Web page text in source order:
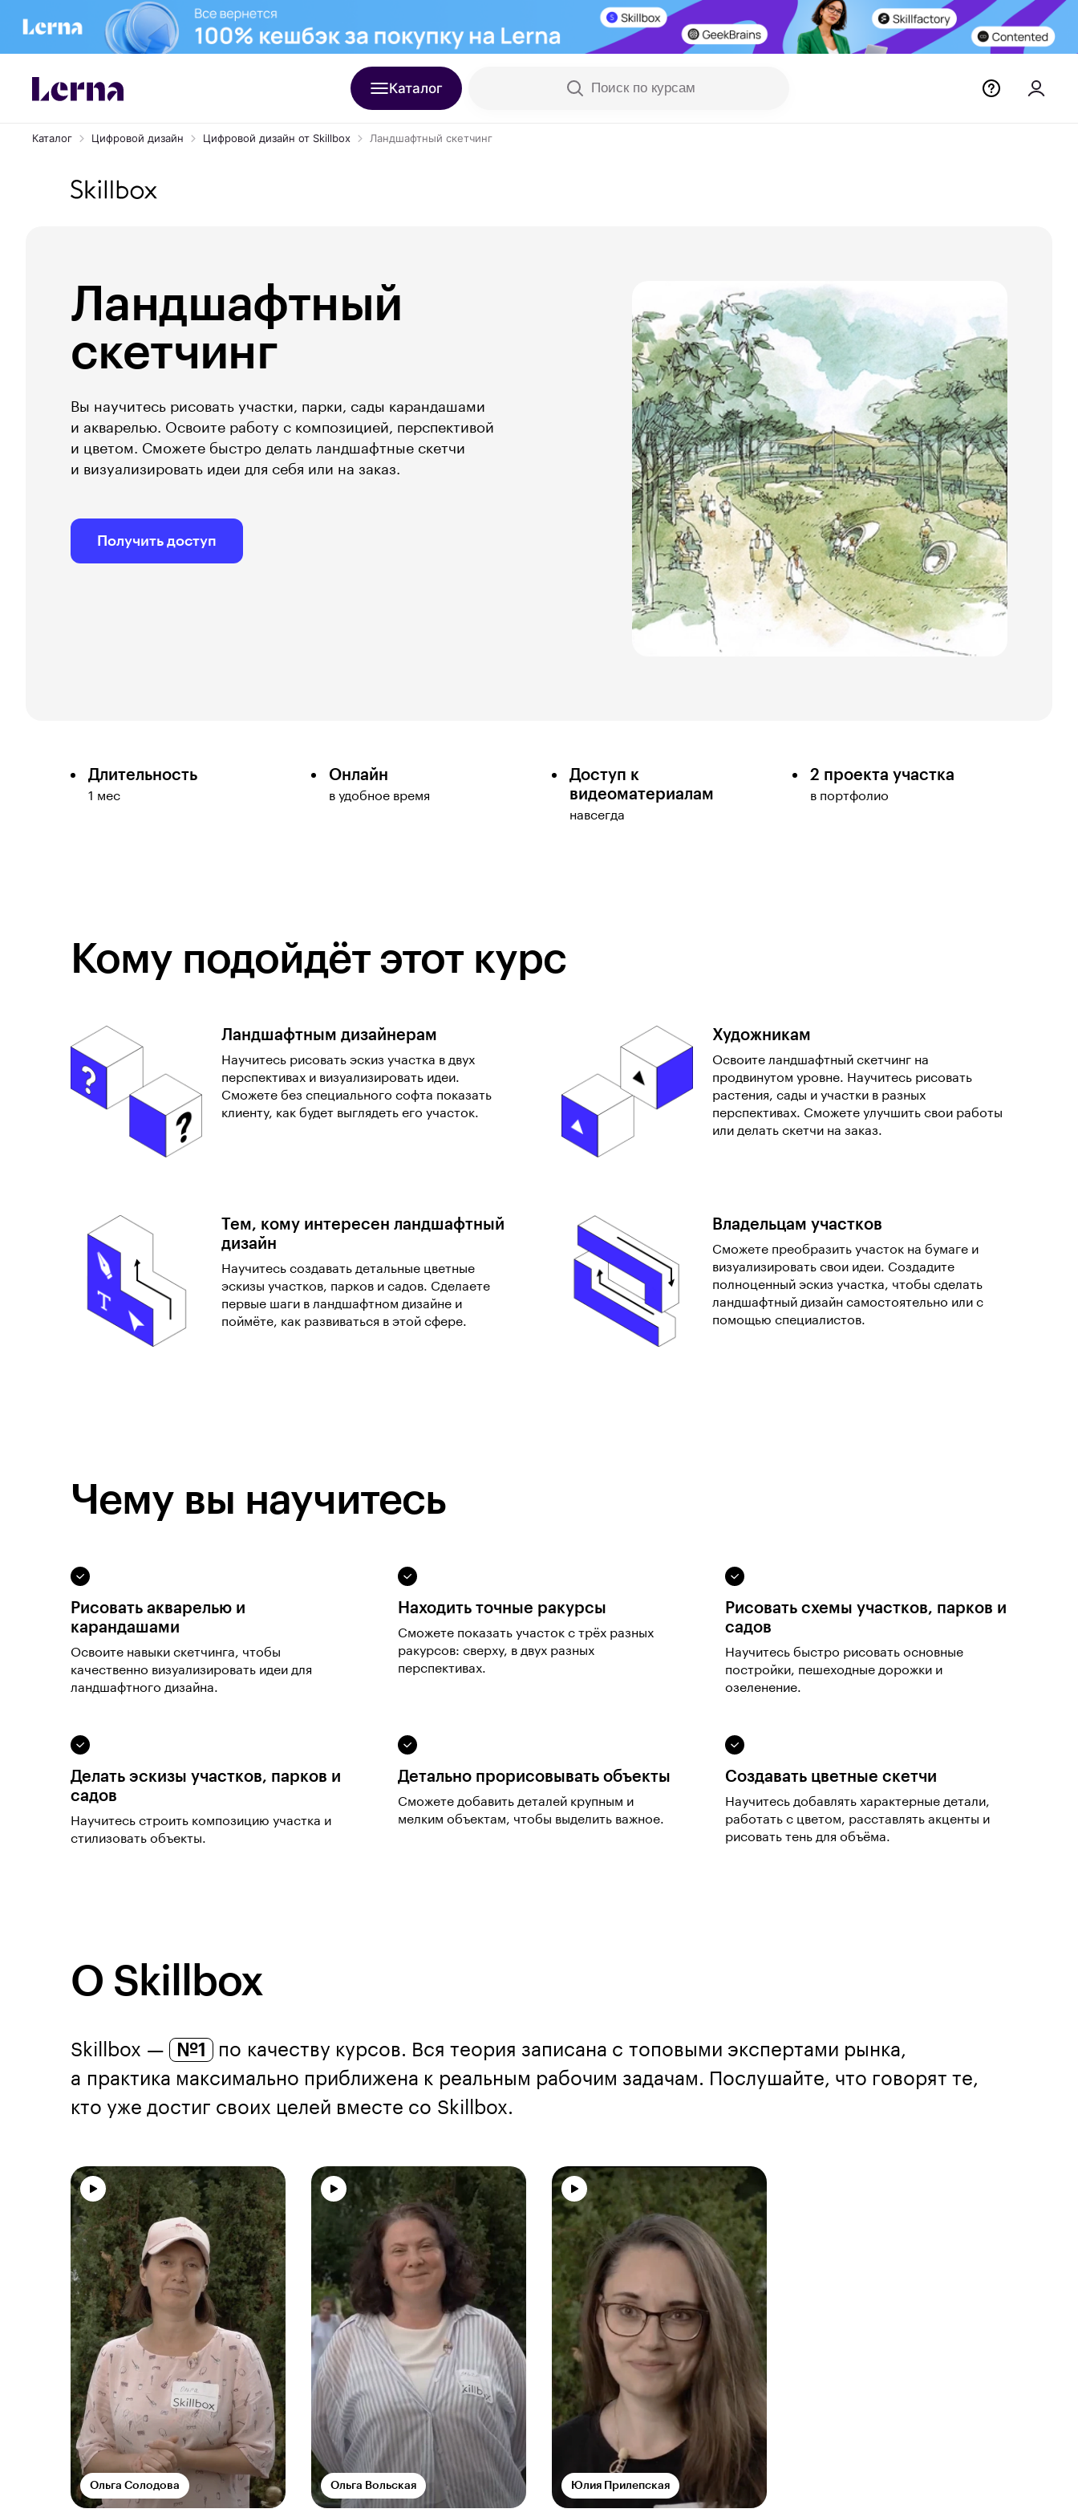
Каталог Поиск по курсам
Каталог Цифровой дизайн Цифровой дизайн от Skillbox Ландшафтный скетчинг
Получить доступ
Ландшафтный
скетчинг
Вы научитесь рисовать участки, парки, сады карандашами
и акварелью. Освоите работу с композицией, перспективой
и цветом. Сможете быстро делать ландшафтные скетчи
и визуализировать идеи для себя или на заказ.
Длительность
1 мес
Онлайн
в удобное время
Доступ к
видеоматериалам
навсегда
2 проекта участка
в портфолио
Кому подойдёт этот курс
Ландшафтным дизайнерам
Научитесь рисовать эскиз участка в двух
перспективах и визуализировать идеи.
Сможете без специального софта показать
клиенту, как будет выглядеть его участок.
Художникам
Освоите ландшафтный скетчинг на
продвинутом уровне. Научитесь рисовать
растения, сады и участки в разных
перспективах. Сможете улучшить свои работы
или делать скетчи на заказ.
Тем, кому интересен ландшафтный
дизайн
Научитесь создавать детальные цветные
эскизы участков, парков и садов. Сделаете
первые шаги в ландшафтном дизайне и
поймёте, как развиваться в этой сфере.
Владельцам участков
Сможете преобразить участок на бумаге и
визуализировать свои идеи. Создадите
полноценный эскиз участка, чтобы сделать
ландшафтный дизайн самостоятельно или с
помощью специалистов.
Чему вы научитесь
Рисовать акварелью и
карандашами
Освоите навыки скетчинга, чтобы
качественно визуализировать идеи для
ландшафтного дизайна.
Находить точные ракурсы
Сможете показать участок с трёх разных
ракурсов: сверху, в двух разных
перспективах.
Рисовать схемы участков, парков и
садов
Научитесь быстро рисовать основные
постройки, пешеходные дорожки и
озеленение.
Делать эскизы участков, парков и
садов
Научитесь строить композицию участка и
стилизовать объекты.
Детально прорисовывать объекты
Сможете добавить деталей крупным и
мелким объектам, чтобы выделить важное.
Создавать цветные скетчи
Научитесь добавлять характерные детали,
работать с цветом, расставлять акценты и
рисовать тень для объёма.
О Skillbox
Skillbox — №1
по качеству курсов. Вся теория записана с топовыми экспертами рынка,
а практика максимально приближена к реальным рабочим задачам. Послушайте, что говорят те,
кто уже достиг своих целей вместе со Skillbox.
Ольга Солодова Ольга Вольская Юлия Прилепская